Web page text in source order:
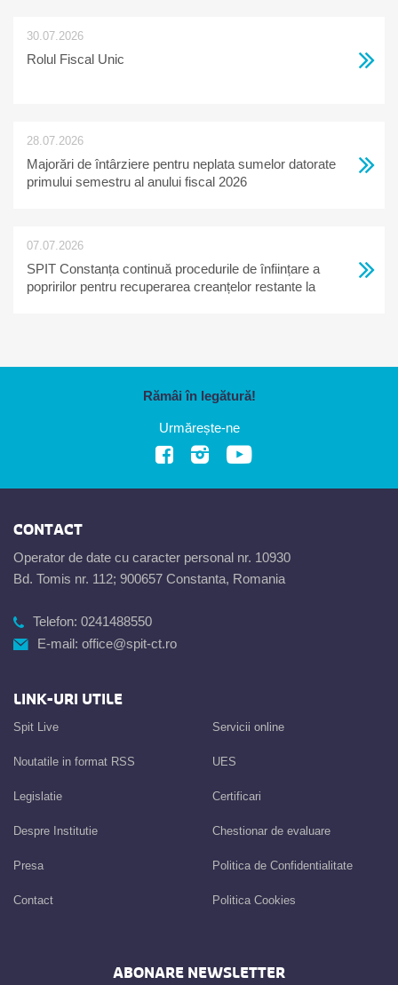
30.07.2026
Rolul Fiscal Unic
28.07.2026
Majorări de întârziere pentru neplata sumelor datorate
primului semestru al anului fiscal 2026
07.07.2026
SPIT Constanța continuă procedurile de înființare a
popririlor pentru recuperarea creanțelor restante la
Rămâi în legătură!
Urmărește-ne
CONTACT
Operator de date cu caracter personal nr. 10930
Bd. Tomis nr. 112; 900657 Constanta, Romania
Telefon: 0241488550
E-mail: office@spit-ct.ro
LINK-URI UTILE
Spit Live
Noutatile in format RSS
Legislatie
Despre Institutie
Presa
Contact
Servicii online
UES
Certificari
Chestionar de evaluare
Politica de Confidentialitate
Politica Cookies
ABONARE NEWSLETTER